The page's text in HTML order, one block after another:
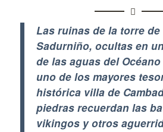
Las ruinas de la torre de
Sadurniño, ocultas en
de las aguas del
uno de los mayores
histórica villa de
piedras recuerdan las
vikingos y otros